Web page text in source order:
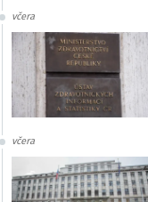
včera
včera